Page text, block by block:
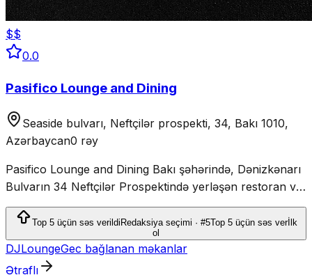
$$
0.0
Pasifico Lounge and Dining
Seaside bulvarı, Neftçilər prospekti, 34, Bakı 1010,
Azərbaycan0 rəy
Pasifico Lounge and Dining Bakı şəhərində, Dənizkənarı
Bulvarın 34 Neftçilər Prospektində yerləşən restoran və
lounge, yemək və gecə həyatı təcrübələri təqdim edir.
Top 5 üçün səs verildi Redaksiya seçimi · #5Top 5 üçün səs verİlk
ol
DJLoungeGec bağlanan məkanlar
Ətraflı